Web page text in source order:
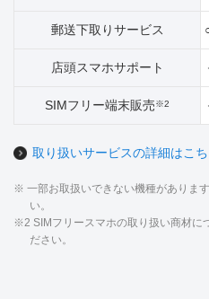
郵送下取りサービス
店頭スマホサポート
SIMフリー端末販売※2
取り扱いサービスの詳細はこち
※ 一部お取扱いできない機種がありま
い。
※2 SIMフリースマホの取り扱い商材に
ださい。